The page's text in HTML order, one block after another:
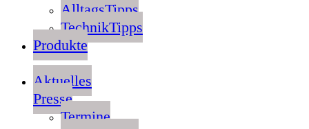
AlltagsTipps
TechnikTipps
Produkte
Aktuelles
Presse
Termine